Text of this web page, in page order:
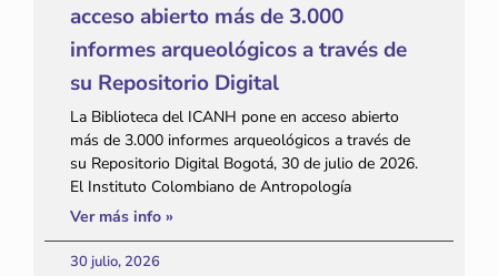
acceso abierto más de 3.000
informes arqueológicos a través de
su Repositorio Digital
La Biblioteca del ICANH pone en acceso abierto
más de 3.000 informes arqueológicos a través de
su Repositorio Digital Bogotá, 30 de julio de 2026.
El Instituto Colombiano de Antropología
Ver más info »
30 julio, 2026